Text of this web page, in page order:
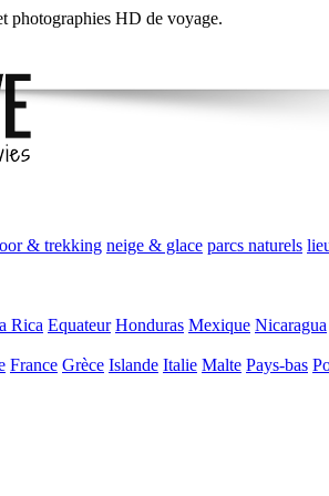
photographies HD de voyage.
& trekking neige & glace parcs naturels
Rica Equateur Honduras Mexique Nicaragua
France Grèce Islande Italie Malte Pays-bas